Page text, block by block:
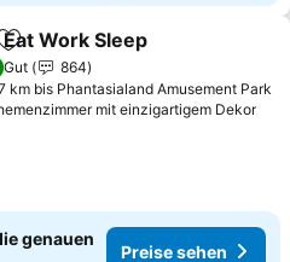
Zu Favoriten hinzufügen
Eat Work Sleep
Gut
864
km bis Phantasialand Amusement Park
mit einzigartigem Dekor
genauen
Preise sehen